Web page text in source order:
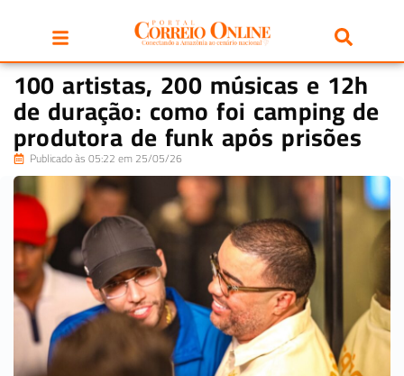
100 artistas, 200 músicas e 12h
de duração: como foi camping de
produtora de funk após prisões
Publicado às 05:22 em 25/05/26